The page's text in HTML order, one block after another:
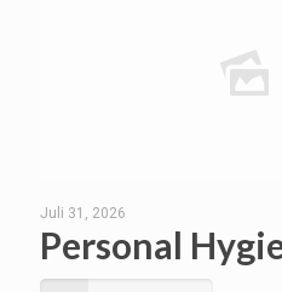
Juli 31, 2026
Personal